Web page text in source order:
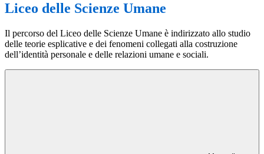
Liceo delle Scienze Umane
Il percorso del Liceo delle Scienze Umane è indirizzato allo studio
delle teorie esplicative e dei fenomeni collegati alla costruzione
dell’identità personale e delle relazioni umane e sociali.